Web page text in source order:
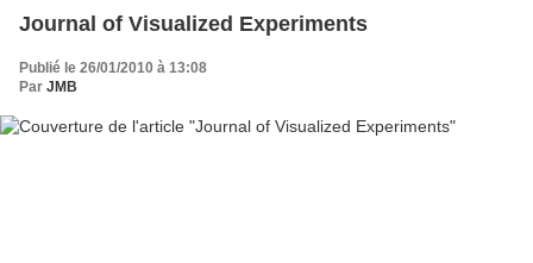
Journal of Visualized Experiments
Publié le 26/01/2010 à 13:08
Par JMB